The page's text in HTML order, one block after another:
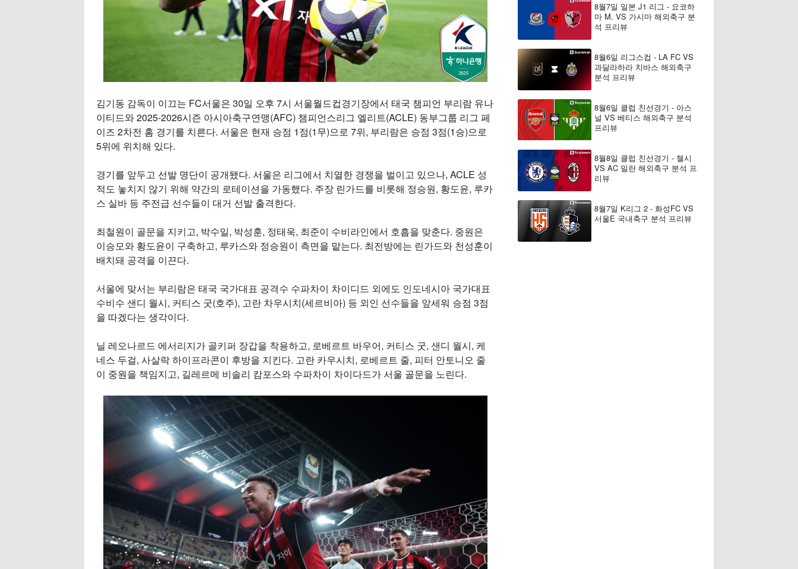
김기동 감독이 이끄는 FC서울은 30일 오후 7시 서울월드컵경기장에서 태국 챔피언 부리람 유나
이티드와 2025-2026시즌 아시아축구연맹(AFC) 챔피언스리그 엘리트(ACLE) 동부그룹 리그 페
이즈 2차전 홈 경기를 치른다. 서울은 현재 승점 1점(1무)으로 7위, 부리람은 승점 3점(1승)으로
5위에 위치해 있다.
경기를 앞두고 선발 명단이 공개됐다. 서울은 리그에서 치열한 경쟁을 벌이고 있으나, ACLE 성
적도 놓치지 않기 위해 약간의 로테이션을 가동했다. 주장 린가드를 비롯해 정승원, 황도윤, 루카
스 실바 등 주전급 선수들이 대거 선발 출격한다.
최철원이 골문을 지키고, 박수일, 박성훈, 정태욱, 최준이 수비라인에서 호흡을 맞춘다. 중원은
이승모와 황도윤이 구축하고, 루카스와 정승원이 측면을 맡는다. 최전방에는 린가드와 천성훈이
배치돼 공격을 이끈다.
서울에 맞서는 부리람은 태국 국가대표 공격수 수파차이 차이디드 외에도 인도네시아 국가대표
수비수 샌디 월시, 커티스 굿(호주), 고란 차우시치(세르비아) 등 외인 선수들을 앞세워 승점 3점
을 따겠다는 생각이다.
닐 레오나르드 에서리지가 골키퍼 장갑을 착용하고, 로베르트 바우어, 커티스 굿, 샌디 월시, 케
네스 두걸, 사살락 하이프라콘이 후방을 지킨다. 고란 카우시치, 로베르트 줄, 피터 안토니오 줄
이 중원을 책임지고, 길레르메 비솔리 캄포스와 수파차이 차이다드가 서울 골문을 노린다.
8월7일 일본 J1 리그 - 요코하
마 M. VS 가시마 해외축구 분
석 프리뷰
8월6일 리그스컵 - LA FC VS
과달라하라 치바스 해외축구
분석 프리뷰
8월6일 클럽 친선경기 - 아스
널 VS 베티스 해외축구 분석
프리뷰
8월8일 클럽 친선경기 - 첼시
VS AC 밀란 해외축구 분석 프
리뷰
8월7일 K리그 2 - 화성FC VS
서울E 국내축구 분석 프리뷰